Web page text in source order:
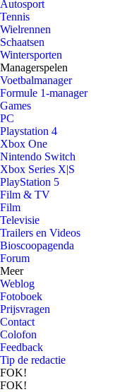
Autosport
Tennis
Wielrennen
Schaatsen
Wintersporten
Managerspelen
Voetbalmanager
Formule 1-manager
Games
PC
Playstation 4
Xbox One
Nintendo Switch
Xbox Series X|S
PlayStation 5
Film & TV
Film
Televisie
Trailers en Videos
Bioscoopagenda
Forum
Meer
Weblog
Fotoboek
Prijsvragen
Contact
Colofon
Feedback
Tip de redactie
FOK!
FOK!